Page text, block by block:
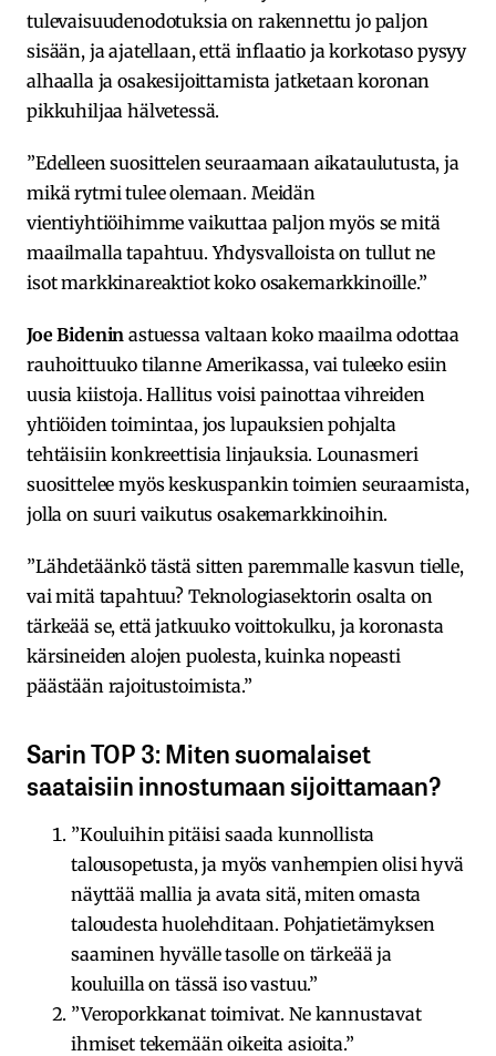
tulevaisuudenodotuksia on rakennettu jo paljon
sisään, ja ajatellaan, että inflaatio ja korkotaso pysyy
alhaalla ja osakesijoittamista jatketaan koronan
pikkuhiljaa hälvetessä.
”Edelleen suosittelen seuraamaan aikataulutusta, ja
mikä rytmi tulee olemaan. Meidän
vientiyhtiöihimme vaikuttaa paljon myös se mitä
maailmalla tapahtuu. Yhdysvalloista on tullut ne
isot markkinareaktiot koko osakemarkkinoille.”
Joe Bidenin astuessa valtaan koko maailma odottaa
rauhoittuuko tilanne Amerikassa, vai tuleeko esiin
uusia kiistoja. Hallitus voisi painottaa vihreiden
yhtiöiden toimintaa, jos lupauksien pohjalta
tehtäisiin konkreettisia linjauksia. Lounasmeri
suosittelee myös keskuspankin toimien seuraamista,
jolla on suuri vaikutus osakemarkkinoihin.
”Lähdetäänkö tästä sitten paremmalle kasvun tielle,
vai mitä tapahtuu? Teknologiasektorin osalta on
tärkeää se, että jatkuuko voittokulku, ja koronasta
kärsineiden alojen puolesta, kuinka nopeasti
päästään rajoitustoimista.”
Sarin TOP 3: Miten suomalaiset
saataisiin innostumaan sijoittamaan?
”Kouluihin pitäisi saada kunnollista
talousopetusta, ja myös vanhempien olisi hyvä
näyttää mallia ja avata sitä, miten omasta
taloudesta huolehditaan. Pohjatietämyksen
saaminen hyvälle tasolle on tärkeää ja
kouluilla on tässä iso vastuu.”
”Veroporkkanat toimivat. Ne kannustavat
ihmiset tekemään oikeita asioita.”